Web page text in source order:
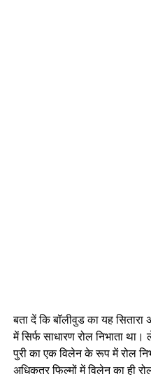
बता दें कि बॉलीवुड का यह
में सिर्फ साधारण रोल निभाता
पुरी का एक विलेन के रूप में रोल
अधिकतर फिल्मों में विलेन का ही